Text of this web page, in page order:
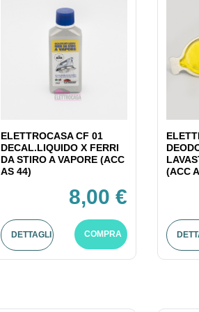
ELETTROCASA CF 01
DECAL.LIQUIDO X FERRI
DA STIRO A VAPORE (ACC
AS 44)
8,00 €
DETTAGLI COMPRA
(ACC